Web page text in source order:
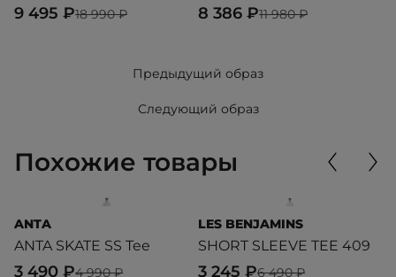
18 990 ₽
9 495 ₽ 11 980 ₽
8 386 ₽
Предыдущий образ
Следующий образ
Похожие товары
ANTA
ANTA SKATE SS Tee
4 990 ₽
3 490 ₽
LES BENJAMINS
SHORT SLEEVE TEE 409
6 490 ₽
3 245 ₽